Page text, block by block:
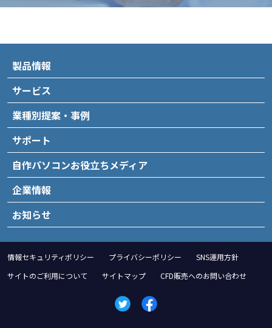
製品情報
サービス
業種別提案・事例
サポート
自作パソコンお役立ちメディア
企業情報
お知らせ
情報セキュリティポリシー プライバシーポリシー
SNS運用方針
サイトのご利用について
サイトマップ CFD販売へのお問い合わせ